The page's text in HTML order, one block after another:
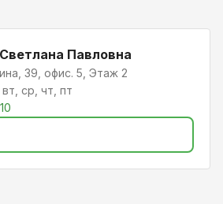
Павловна
39, офис. 5, Этаж 2
ср, чт, пт